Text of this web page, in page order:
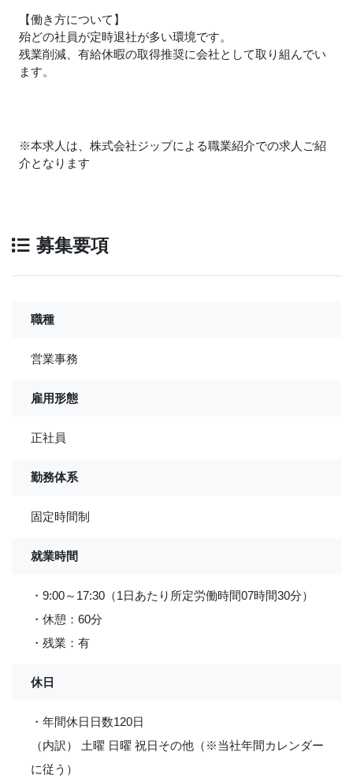
【働き方について】
殆どの社員が定時退社が多い環境です。
残業削減、有給休暇の取得推奨に会社として取り組んでい
ます。
※本求人は、株式会社ジップによる職業紹介での求人ご紹
介となります
募集要項
職種
営業事務
雇用形態
正社員
勤務体系
固定時間制
就業時間
・9:00～17:30（1日あたり所定労働時間07時間30分）
・休憩：60分
・残業：有
休日
・年間休日日数120日
（内訳） 土曜 日曜 祝日その他（※当社年間カレンダー
に従う）